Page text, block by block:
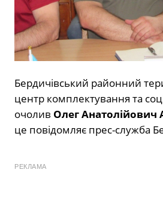
Бердичівський районний
центр комплектування та
очолив Олег Анатолійович
це повідомляє прес-служба
РЕКЛАМА